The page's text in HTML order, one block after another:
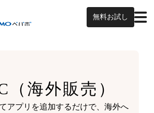
無料お試し
（海外販売）
アプリを追加するだけで、海外へ